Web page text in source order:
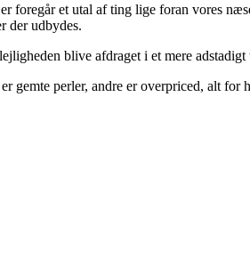
foregår et utal af ting lige foran vores
der udbydes.
blive afdraget i et mere adstadigt
gemte perler, andre er overpriced, alt for